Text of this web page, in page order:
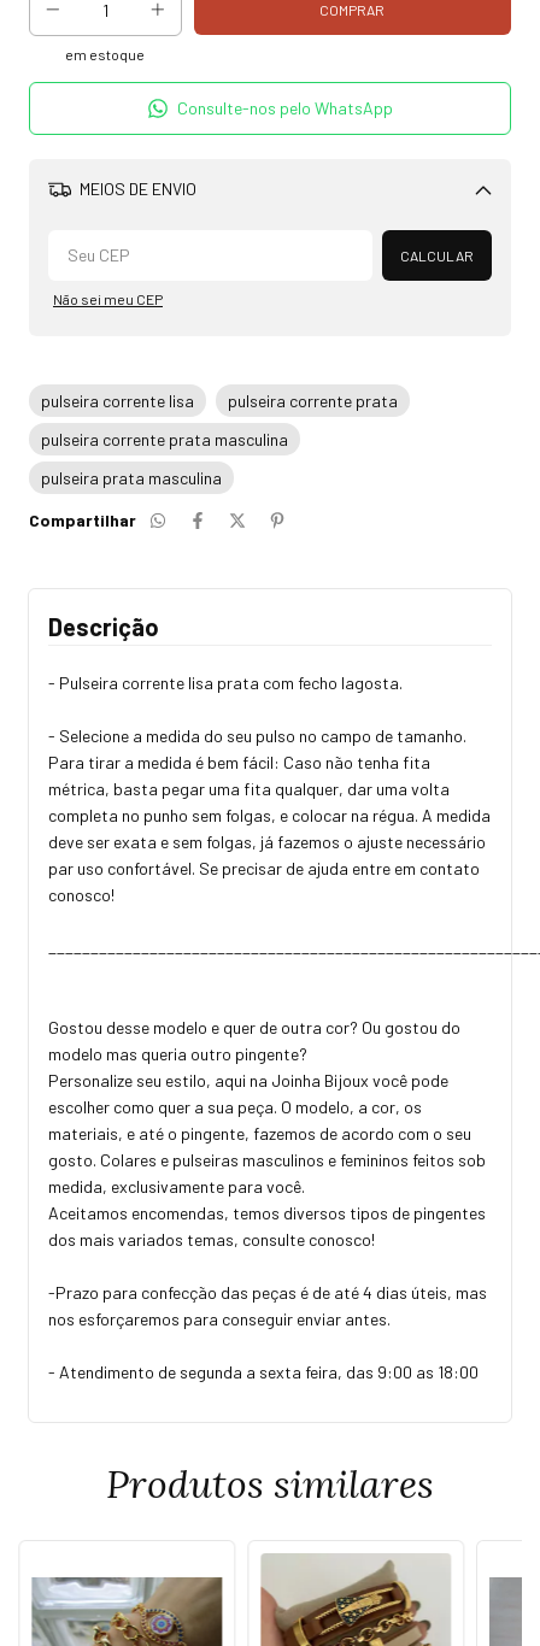
em estoque
Consulte-nos pelo WhatsApp
MEIOS DE ENVIO
Alterar CEP
CALCULAR
Não sei meu CEP
pulseira corrente lisa
pulseira corrente prata
pulseira corrente prata masculina
pulseira prata masculina
Compartilhar
Descrição
- Pulseira corrente lisa prata com fecho lagosta.
- Selecione a medida do seu pulso no campo de tamanho.
Para tirar a medida é bem fácil: Caso não tenha fita
métrica, basta pegar uma fita qualquer, dar uma volta
completa no punho sem folgas, e colocar na régua. A medida
deve ser exata e sem folgas, já fazemos o ajuste necessário
par uso confortável. Se precisar de ajuda entre em contato
conosco!
Gostou desse modelo e quer de outra cor? Ou gostou do
modelo mas queria outro pingente?
Personalize seu estilo, aqui na Joinha Bijoux você pode
escolher como quer a sua peça. O modelo, a cor, os
materiais, e até o pingente, fazemos de acordo com o seu
gosto. Colares e pulseiras masculinos e femininos feitos sob
medida, exclusivamente para você.
Aceitamos encomendas, temos diversos tipos de pingentes
dos mais variados temas, consulte conosco!
-Prazo para confecção das peças é de até 4 dias úteis, mas
nos esforçaremos para conseguir enviar antes.
- Atendimento de segunda a sexta feira, das 9:00 as 18:00
Produtos similares